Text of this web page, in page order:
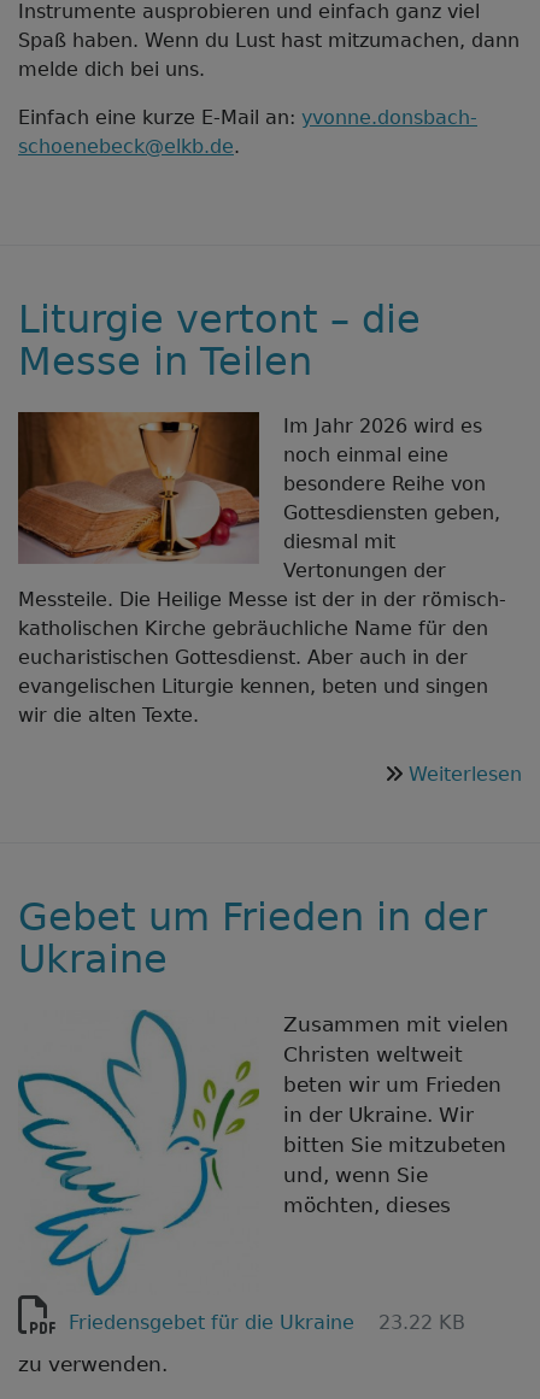
Instrumente ausprobieren und einfach ganz viel
Spaß haben. Wenn du Lust hast mitzumachen, dann
melde dich bei uns.
Einfach eine kurze E-Mail an: yvonne.donsbach-
schoenebeck@elkb.de.
Liturgie vertont – die
Messe in Teilen
Im Jahr 2026 wird es
noch einmal eine
besondere Reihe von
Gottesdiensten geben,
diesmal mit
Vertonungen der
Messteile. Die Heilige Messe ist der in der römisch-
katholischen Kirche gebräuchliche Name für den
eucharistischen Gottesdienst. Aber auch in der
evangelischen Liturgie kennen, beten und singen
wir die alten Texte.
Weiterlesen
Gebet um Frieden in der
Ukraine
Zusammen mit vielen
Christen weltweit
beten wir um Frieden
in der Ukraine. Wir
bitten Sie mitzubeten
und, wenn Sie
möchten, dieses
Friedensgebet für die Ukraine 23.22 KB
zu verwenden.